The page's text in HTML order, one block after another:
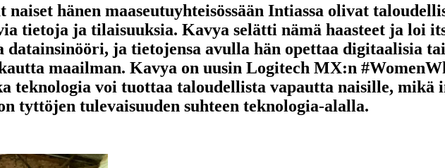
hänen maaseutuyhteisössään Intiassa olivat
tietoja ja tilaisuuksia. Kavya selätti nämä haasteet ja loi
datainsinööri, ja tietojensa avulla hän opettaa digitaalisia
maailman. Kavya on uusin Logitech MX:n
teknologia voi tuottaa taloudellista vapautta naisille, mikä
tyttöjen tulevaisuuden suhteen teknologia-alalla.